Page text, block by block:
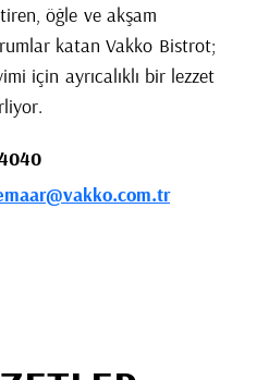
öğle ve akşam
katan Vakko Bistrot;
için ayrıcalıklı bir lezzet